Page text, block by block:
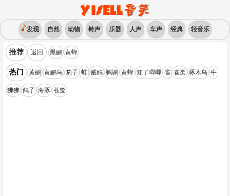
发现 自然 动物 铃声 乐器 人声 车声 经典 轻音乐
推荐 返回 黑鹂 黄蜂
热门 黄鹂 黄鹂鸟 豹子 蛙 贼鸥 鹈鹕 黄蜂 知了唧唧 雀 雀类 啄木鸟 牛
狒狒 鸽子 海豚 苍鹭